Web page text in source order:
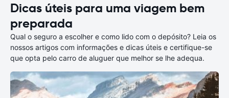
Dicas úteis para uma viagem bem
preparada
Qual o seguro a escolher e como lido com o depósito? Leia os
nossos artigos com informações e dicas úteis e certifique-se
que opta pelo carro de aluguer que melhor se lhe adequa.